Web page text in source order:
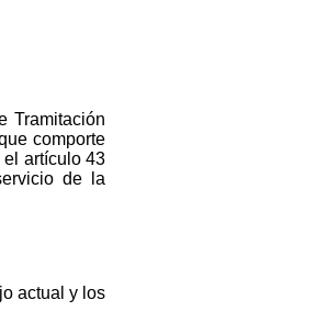
Tramitación
comporte
el artículo 43
de la
actual y los